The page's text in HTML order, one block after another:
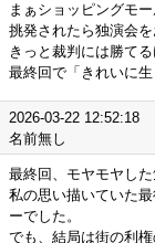
まぁショッピングモ
挑発されたら独演会を
きっと裁判には勝て
最終回で「きれいに
2026-03-22 12:52:18
名前無し
最終回、モヤモヤした
私の思い描いていた
ーでした。
でも、結局は街の利権